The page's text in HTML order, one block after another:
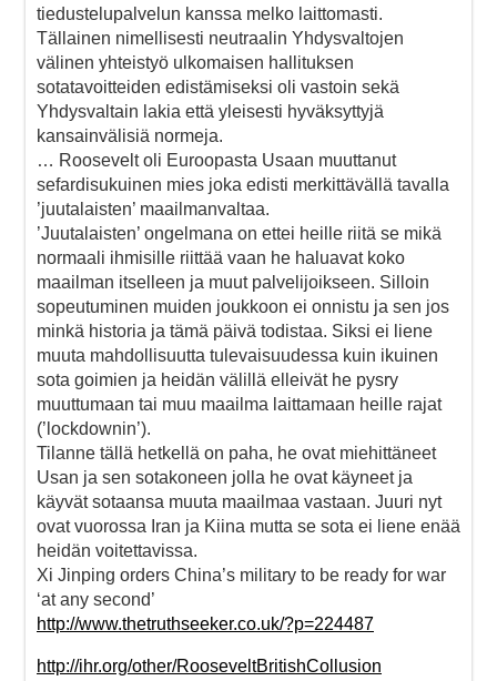
tiedustelupalvelun kanssa melko laittomasti.
Tällainen nimellisesti neutraalin Yhdysvaltojen
välinen yhteistyö ulkomaisen hallituksen
sotatavoitteiden edistämiseksi oli vastoin sekä
Yhdysvaltain lakia että yleisesti hyväksyttyjä
kansainvälisiä normeja.
… Roosevelt oli Euroopasta Usaan muuttanut
sefardisukuinen mies joka edisti merkittävällä tavalla
’juutalaisten’ maailmanvaltaa.
’Juutalaisten’ ongelmana on ettei heille riitä se mikä
normaali ihmisille riittää vaan he haluavat koko
maailman itselleen ja muut palvelijoikseen. Silloin
sopeutuminen muiden joukkoon ei onnistu ja sen jos
minkä historia ja tämä päivä todistaa. Siksi ei liene
muuta mahdollisuutta tulevaisuudessa kuin ikuinen
sota goimien ja heidän välillä elleivät he pysry
muuttumaan tai muu maailma laittamaan heille rajat
(’lockdownin’).
Tilanne tällä hetkellä on paha, he ovat miehittäneet
Usan ja sen sotakoneen jolla he ovat käyneet ja
käyvät sotaansa muuta maailmaa vastaan. Juuri nyt
ovat vuorossa Iran ja Kiina mutta se sota ei liene enää
heidän voitettavissa.
Xi Jinping orders China’s military to be ready for war
‘at any second’
http://www.thetruthseeker.co.uk/?p=224487
http://ihr.org/other/RooseveltBritishCollusion